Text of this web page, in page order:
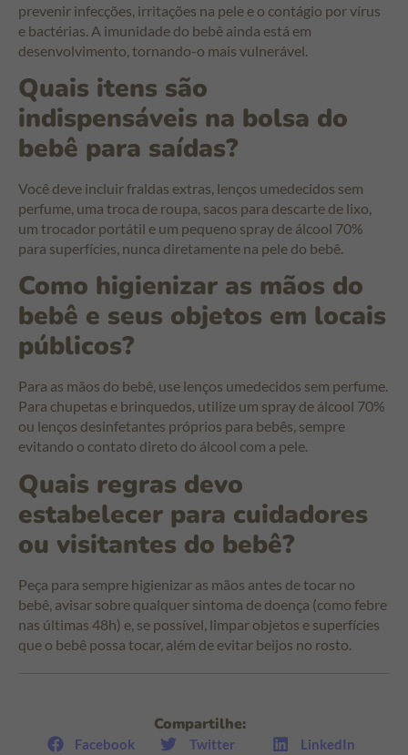
prevenir infecções, irritações na pele e o contágio por vírus
e bactérias. A imunidade do bebê ainda está em
desenvolvimento, tornando-o mais vulnerável.
Quais itens são
indispensáveis na bolsa do
bebê para saídas?
Você deve incluir fraldas extras, lenços umedecidos sem
perfume, uma troca de roupa, sacos para descarte de lixo,
um trocador portátil e um pequeno spray de álcool 70%
para superfícies, nunca diretamente na pele do bebê.
Como higienizar as mãos do
bebê e seus objetos em locais
públicos?
Para as mãos do bebê, use lenços umedecidos sem perfume.
Para chupetas e brinquedos, utilize um spray de álcool 70%
ou lenços desinfetantes próprios para bebês, sempre
evitando o contato direto do álcool com a pele.
Quais regras devo
estabelecer para cuidadores
ou visitantes do bebê?
Peça para sempre higienizar as mãos antes de tocar no
bebê, avisar sobre qualquer sintoma de doença (como febre
nas últimas 48h) e, se possível, limpar objetos e superfícies
que o bebê possa tocar, além de evitar beijos no rosto.
Compartilhe:
Facebook Twitter
LinkedIn